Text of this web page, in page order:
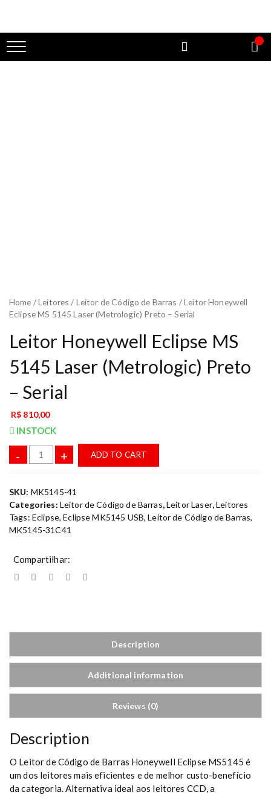
Home /Leitores / Leitor de Código de Barras / Leitor Honeywell
Eclipse MS 5145 Laser (Metrologic) Preto – Serial
Leitor Honeywell Eclipse MS
5145 Laser (Metrologic) Preto
– Serial
R$ 810,00
INSTOCK
- + ADD TO CART
SKU: MK5145-41
Categories: Leitor de Código de Barras,Leitor Laser,Leitores
Tags: Eclipse,Eclipse MK5145 USB,Leitor de Código de Barras,
MK5145-31C41
Compartilhar:
Description
Additional information
Reviews (0)
Description
O Leitor de Código de Barras Honeywell Eclipse MS5145 é
um dos leitores mais eficientes e de melhor custo-benefício
da categoria. Alternativa ideal aos leitores CCD, a